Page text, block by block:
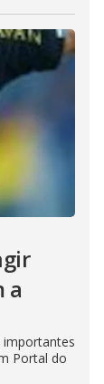
a
importantes
Portal do